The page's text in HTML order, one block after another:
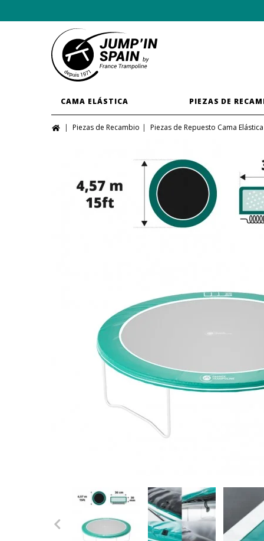
CAMA ELÁSTICA PIEZAS DE
Piezas de Recambio Piezas de Repuesto Cama Elástica